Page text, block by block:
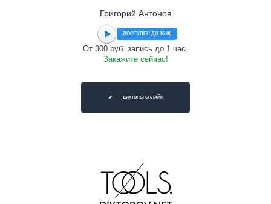
Григорий Антонов
ДОСТУПЕН ДО 16:00
От 300 руб. запись до 1 час.
Закажите сейчас!
ДИКТОРЫ ОНЛАЙН